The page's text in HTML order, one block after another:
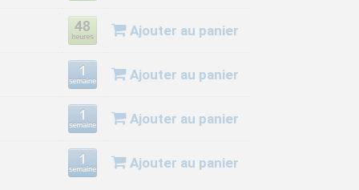
Ajouter au panier
Ajouter au panier
Ajouter au panier
Ajouter au panier